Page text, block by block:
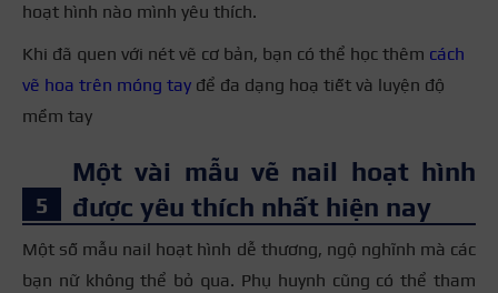
hoạt hình nào mình yêu thích.
Khi đã quen với nét vẽ cơ bản, bạn có thể học thêm cách
vẽ hoa trên móng tay để đa dạng hoạ tiết và luyện độ
mềm tay
Một vài mẫu vẽ nail hoạt hình
được yêu thích nhất hiện nay
Một số mẫu nail hoạt hình dễ thương, ngộ nghĩnh mà các
bạn nữ không thể bỏ qua. Phụ huynh cũng có thể tham